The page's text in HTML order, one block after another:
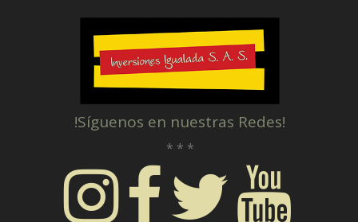
!Síguenos en nuestras Redes!
* * *